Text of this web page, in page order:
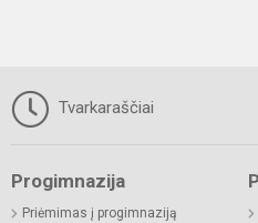
Tvarkaraščiai
Progimnazija
Priėmimas į progimnaziją